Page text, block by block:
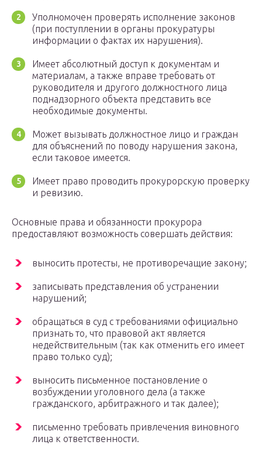
Уполномочен проверять исполнение законов
(при поступлении в органы прокуратуры
информации о фактах их нарушения).
Имеет абсолютный доступ к документам и
материалам, а также вправе требовать от
руководителя и другого должностного лица
поднадзорного объекта представить все
необходимые документы.
Может вызывать должностное лицо и граждан
для объяснений по поводу нарушения закона,
если таковое имеется.
Имеет право проводить прокурорскую проверку
и ревизию.
Основные права и обязанности прокурора
предоставляют возможность совершать действия:
выносить протесты, не противоречащие закону;
записывать представления об устранении
нарушений;
обращаться в суд с требованиями официально
признать то, что правовой акт является
недействительным (так как отменить его имеет
право только суд);
выносить письменное постановление о
возбуждении уголовного дела (а также
гражданского, арбитражного и так далее);
письменно требовать привлечения виновного
лица к ответственности.